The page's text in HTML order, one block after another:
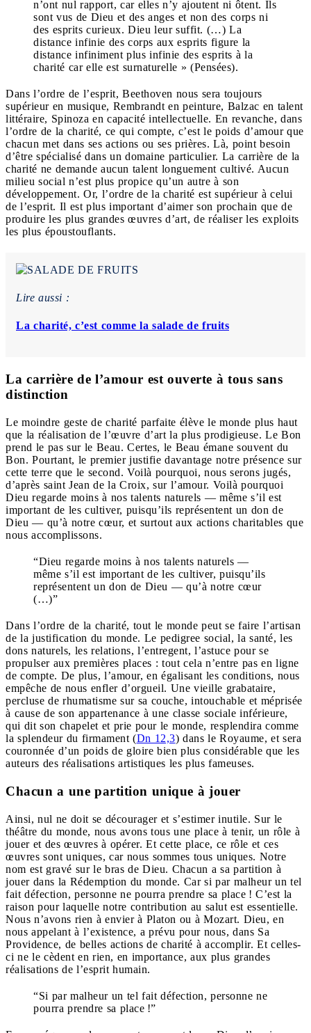
n’ont nul rapport, car elles n’y ajoutent ni ôtent. Ils
sont vus de Dieu et des anges et non des corps ni
des esprits curieux. Dieu leur suffit. (…) La
distance infinie des corps aux esprits figure la
distance infiniment plus infinie des esprits à la
charité car elle est surnaturelle » (Pensées).
Dans l’ordre de l’esprit, Beethoven nous sera toujours
supérieur en musique, Rembrandt en peinture, Balzac en talent
littéraire, Spinoza en capacité intellectuelle. En revanche, dans
l’ordre de la charité, ce qui compte, c’est le poids d’amour que
chacun met dans ses actions ou ses prières. Là, point besoin
d’être spécialisé dans un domaine particulier. La carrière de la
charité ne demande aucun talent longuement cultivé. Aucun
milieu social n’est plus propice qu’un autre à son
développement. Or, l’ordre de la charité est supérieur à celui
de l’esprit. Il est plus important d’aimer son prochain que de
produire les plus grandes œuvres d’art, de réaliser les exploits
les plus époustouflants.
Lire aussi :
La charité, c’est comme la salade de fruits
La carrière de l’amour est ouverte à tous sans
distinction
Le moindre geste de charité parfaite élève le monde plus haut
que la réalisation de l’œuvre d’art la plus prodigieuse. Le Bon
prend le pas sur le Beau. Certes, le Beau émane souvent du
Bon. Pourtant, le premier justifie davantage notre présence sur
cette terre que le second. Voilà pourquoi, nous serons jugés,
d’après saint Jean de la Croix, sur l’amour. Voilà pourquoi
Dieu regarde moins à nos talents naturels — même s’il est
important de les cultiver, puisqu’ils représentent un don de
Dieu — qu’à notre cœur, et surtout aux actions charitables que
nous accomplissons.
“Dieu regarde moins à nos talents naturels —
même s’il est important de les cultiver, puisqu’ils
représentent un don de Dieu — qu’à notre cœur
(…)”
Dans l’ordre de la charité, tout le monde peut se faire l’artisan
de la justification du monde. Le pedigree social, la santé, les
dons naturels, les relations, l’entregent, l’astuce pour se
propulser aux premières places : tout cela n’entre pas en ligne
de compte. De plus, l’amour, en égalisant les conditions, nous
empêche de nous enfler d’orgueil. Une vieille grabataire,
percluse de rhumatisme sur sa couche, intouchable et méprisée
à cause de son appartenance à une classe sociale inférieure,
qui dit son chapelet et prie pour le monde, resplendira comme
la splendeur du firmament (Dn 12,3) dans le Royaume, et sera
couronnée d’un poids de gloire bien plus considérable que les
auteurs des réalisations artistiques les plus fameuses.
Chacun a une partition unique à jouer
Ainsi, nul ne doit se décourager et s’estimer inutile. Sur le
théâtre du monde, nous avons tous une place à tenir, un rôle à
jouer et des œuvres à opérer. Et cette place, ce rôle et ces
œuvres sont uniques, car nous sommes tous uniques. Notre
nom est gravé sur le bras de Dieu. Chacun a sa partition à
jouer dans la Rédemption du monde. Car si par malheur un tel
fait défection, personne ne pourra prendre sa place ! C’est la
raison pour laquelle notre contribution au salut est essentielle.
Nous n’avons rien à envier à Platon ou à Mozart. Dieu, en
nous appelant à l’existence, a prévu pour nous, dans Sa
Providence, de belles actions de charité à accomplir. Et celles-
ci ne le cèdent en rien, en importance, aux plus grandes
réalisations de l’esprit humain.
“Si par malheur un tel fait défection, personne ne
pourra prendre sa place !”